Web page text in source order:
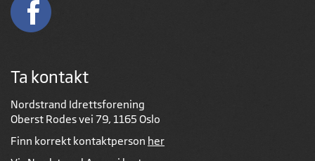
Ta kontakt
Nordstrand Idrettsforening
Oberst Rodes vei 79, 1165 Oslo
Finn korrekt kontaktperson her